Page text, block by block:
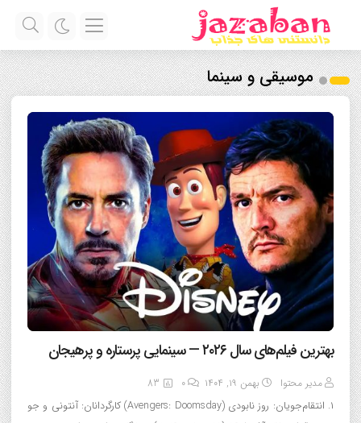
موسیقی و سینما
بهترین فیلم‌های سال ۲۰۲۶ — سینمایی پرستاره و پرهیجان
مدیر محتوا بهمن ۱۹, ۱۴۰۴ 0
83
۱. انتقام‌جویان: روز نابودی (Avengers: Doomsday) کارگردانان: آنتونی و جو